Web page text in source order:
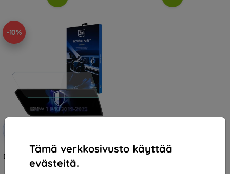
Tämä verkkosivusto käyttää
evästeitä.
-10%
3mk TechWrap Matte Center
Display Protective film for BMW 1
F40 2019-23